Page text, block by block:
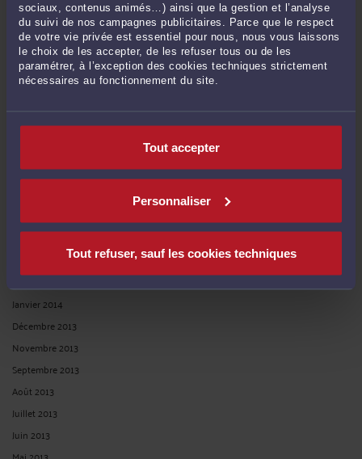
sociaux, contenus animés…) ainsi que la gestion et l’analyse
du suivi de nos campagnes publicitaires. Parce que le respect
de votre vie privée est essentiel pour nous, nous vous laissons
le choix de les accepter, de les refuser tous ou de les
paramétrer, à l’exception des cookies techniques strictement
nécessaires au fonctionnement du site.
Tout accepter
Personnaliser
Tout refuser, sauf les cookies techniques
Janvier 2019
Novembre 2018
Octobre 2018
Janvier 2017
Novembre 2016
Juillet 2016
Mars 2015
Juin 2014
Janvier 2014
Décembre 2013
Novembre 2013
Septembre 2013
Août 2013
Juillet 2013
Juin 2013